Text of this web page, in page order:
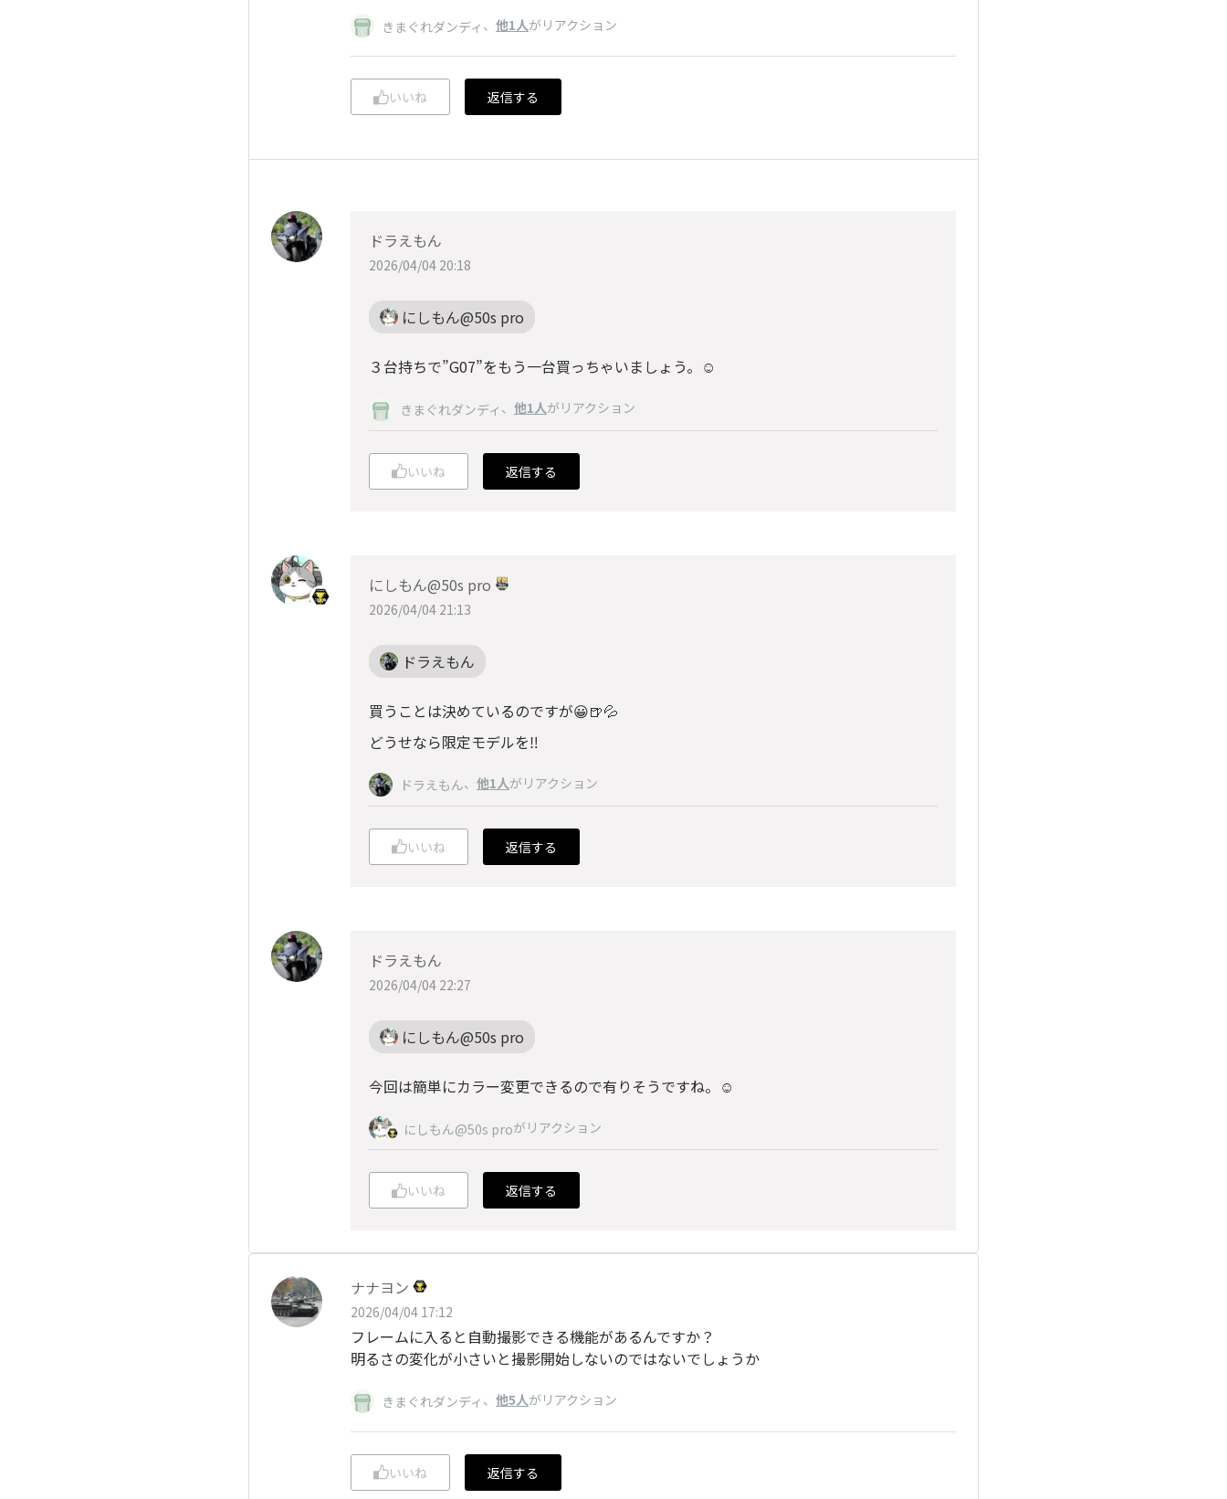
きまぐれダンディ 、 他1人がリアクション
いいね 返信する
ドラえもん
2026/04/04 20:18
にしもん@50s pro
３台持ちで”G07”をもう一台買っちゃいましょう。☺️
きまぐれダンディ 、 他1人がリアクション
いいね 返信する
にしもん@50s pro
2026/04/04 21:13
ドラえもん
買うことは決めているのですが😀🍺💦
どうせなら限定モデルを‼️
ドラえもん、 他1人がリアクション
いいね 返信する
ドラえもん
2026/04/04 22:27
にしもん@50s pro
今回は簡単にカラー変更できるので有りそうですね。☺️
にしもん@50s proがリアクション
いいね 返信する
ナナヨン
2026/04/04 17:12
フレームに入ると自動撮影できる機能があるんですか？
明るさの変化が小さいと撮影開始しないのではないでしょうか
きまぐれダンディ 、 他5人がリアクション
いいね 返信する